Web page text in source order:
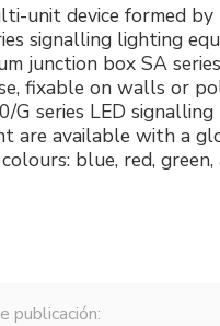
unit device formed by
signalling lighting
junction box SA
fixable on walls or
G series LED
are available with a
blue, red, green,
publicación: